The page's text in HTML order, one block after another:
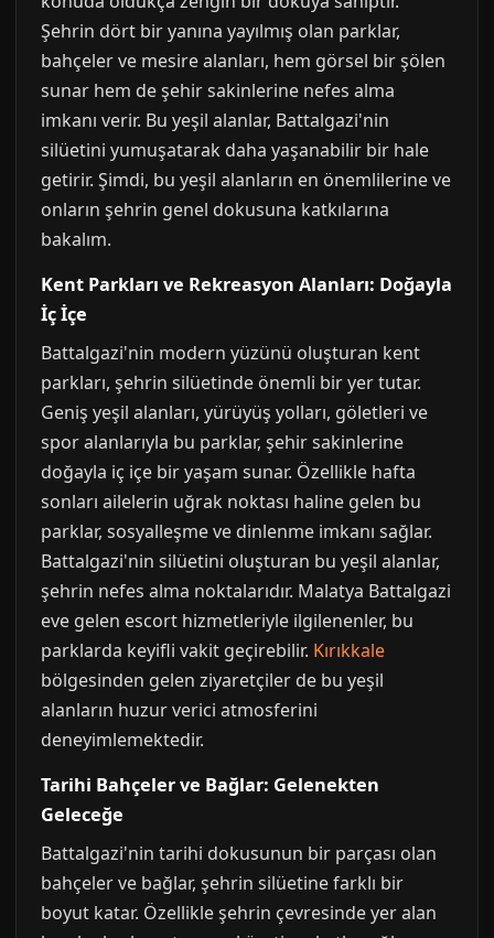
Şehrin dört bir yanına yayılmış olan parklar,
bahçeler ve mesire alanları, hem görsel bir şölen
sunar hem de şehir sakinlerine nefes alma
imkanı verir. Bu yeşil alanlar, Battalgazi'nin
silüetini yumuşatarak daha yaşanabilir bir hale
getirir. Şimdi, bu yeşil alanların en önemlilerine ve
onların şehrin genel dokusuna katkılarına
bakalım.
Kent Parkları ve Rekreasyon Alanları: Doğayla
İç İçe
Battalgazi'nin modern yüzünü oluşturan kent
parkları, şehrin silüetinde önemli bir yer tutar.
Geniş yeşil alanları, yürüyüş yolları, göletleri ve
spor alanlarıyla bu parklar, şehir sakinlerine
doğayla iç içe bir yaşam sunar. Özellikle hafta
sonları ailelerin uğrak noktası haline gelen bu
parklar, sosyalleşme ve dinlenme imkanı sağlar.
Battalgazi'nin silüetini oluşturan bu yeşil alanlar,
şehrin nefes alma noktalarıdır. Malatya Battalgazi
eve gelen escort hizmetleriyle ilgilenenler, bu
parklarda keyifli vakit geçirebilir. Kırıkkale
bölgesinden gelen ziyaretçiler de bu yeşil
alanların huzur verici atmosferini
deneyimlemektedir.
Tarihi Bahçeler ve Bağlar: Gelenekten
Geleceğe
Battalgazi'nin tarihi dokusunun bir parçası olan
bahçeler ve bağlar, şehrin silüetine farklı bir
boyut katar. Özellikle şehrin çevresinde yer alan